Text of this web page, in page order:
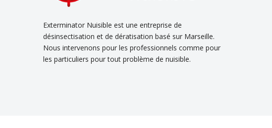
Exterminator Nuisible est une entreprise de
désinsectisation et de dératisation basé sur Marseille.
Nous intervenons pour les professionnels comme pour
les particuliers pour tout problème de nuisible.